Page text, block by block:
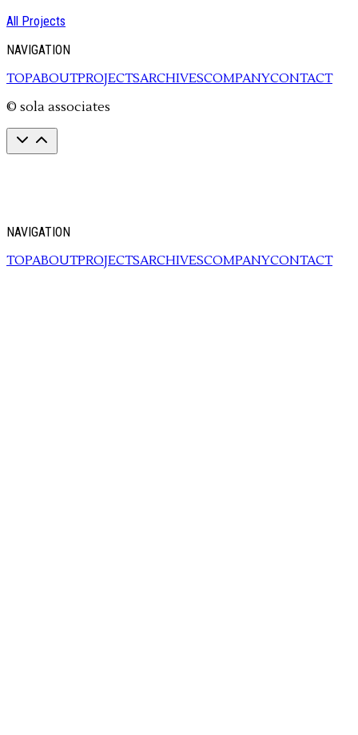
All Projects
NAVIGATION
TOPABOUTPROJECTSARCHIVESCOMPANYCONTACT
© sola associates
NAVIGATION
TOPABOUTPROJECTSARCHIVESCOMPANYCONTACT